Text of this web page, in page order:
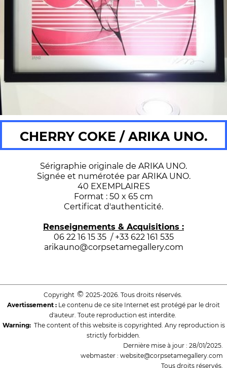
CHERRY COKE / ARIKA UNO.
Sérigraphie originale de ARIKA UNO.
Signée et numérotée par ARIKA UNO.
40 EXEMPLAIRES
Format : 50 x 65 cm
Certificat d'authenticité.
Renseignements & Acquisitions :
06 22 16 15 35 / +33 622 161 535
arikauno@corpsetamegallery.com
Copyright © 2025-2026. Tous droits réservés.
Avertissement : Le contenu de ce site Internet est protégé par le droit
d'auteur. Toute reproduction est interdite.
Warning: The content of this website is copyrighted. Any reproduction is
strictly forbidden.
Dernière mise à jour : 28/01/2025.
webmaster : website@corpsetamegallery.com
Tous droits réservés.